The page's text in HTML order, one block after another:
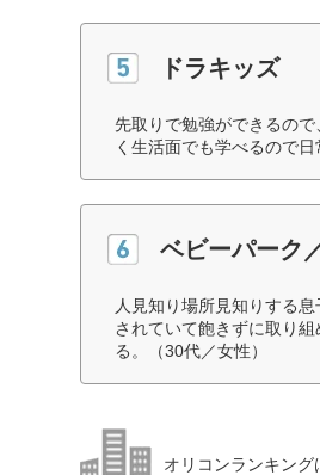
ドラキッズ
先取りで勉強ができるの
く生活面でも学べるので
ベビーパーク
人見知り場所見知りする
されていて飽きずに取り
る。（30代／女性）
オリコンランキン